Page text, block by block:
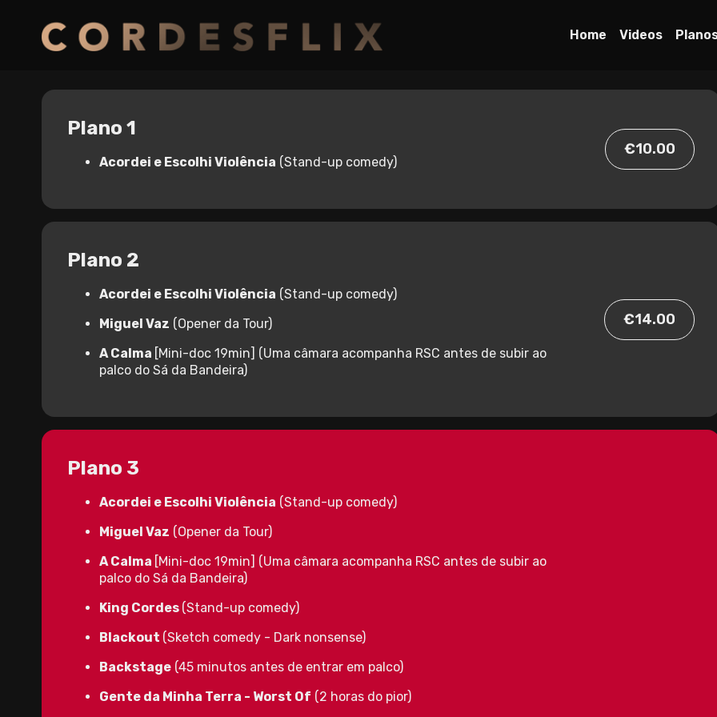
Home Videos
Plano 1
Acordei e Escolhi Violência (Stand-up comedy)
€10.00
Plano 2
Acordei e Escolhi Violência (Stand-up comedy)
Miguel Vaz (Opener da Tour)
A Calma [Mini-doc 19min] (Uma câmara acompanha RSC antes de subir ao
palco do Sá da Bandeira)
€14.00
Plano 3
Acordei e Escolhi Violência (Stand-up comedy)
Miguel Vaz (Opener da Tour)
A Calma [Mini-doc 19min] (Uma câmara acompanha RSC antes de subir ao
palco do Sá da Bandeira)
King Cordes (Stand-up comedy)
Blackout (Sketch comedy - Dark nonsense)
Backstage (45 minutos antes de entrar em palco)
Gente da Minha Terra - Worst Of (2 horas do pior)